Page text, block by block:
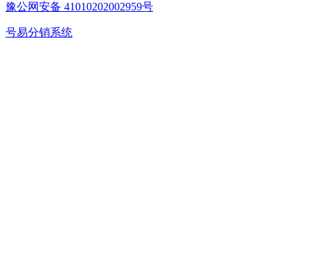
豫公网安备 41010202002959号
号易分销系统